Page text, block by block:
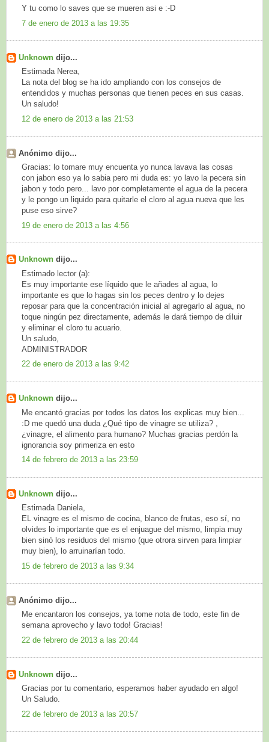
Y tu como lo saves que se mueren asi e :-D
7 de enero de 2013 a las 19:35
Unknown dijo...
Estimada Nerea,
La nota del blog se ha ido ampliando con los consejos de
entendidos y muchas personas que tienen peces en sus casas.
Un saludo!
12 de enero de 2013 a las 21:53
Anónimo dijo...
Gracias: lo tomare muy encuenta yo nunca lavava las cosas
con jabon eso ya lo sabia pero mi duda es: yo lavo la pecera sin
jabon y todo pero... lavo por completamente el agua de la pecera
y le pongo un liquido para quitarle el cloro al agua nueva que les
puse eso sirve?
19 de enero de 2013 a las 4:56
Unknown dijo...
Estimado lector (a):
Es muy importante ese líquido que le añades al agua, lo
importante es que lo hagas sin los peces dentro y lo dejes
reposar para que la concentración inicial al agregarlo al agua, no
toque ningún pez directamente, además le dará tiempo de diluir
y eliminar el cloro tu acuario.
Un saludo,
ADMINISTRADOR
22 de enero de 2013 a las 9:42
Unknown dijo...
Me encantó gracias por todos los datos los explicas muy bien...
:D me quedó una duda ¿Qué tipo de vinagre se utiliza? ,
¿vinagre, el alimento para humano? Muchas gracias perdón la
ignorancia soy primeriza en esto
14 de febrero de 2013 a las 23:59
Unknown dijo...
Estimada Daniela,
EL vinagre es el mismo de cocina, blanco de frutas, eso sí, no
olvides lo importante que es el enjuague del mismo, limpia muy
bien sinó los residuos del mismo (que otrora sirven para limpiar
muy bien), lo arruinarían todo.
15 de febrero de 2013 a las 9:34
Anónimo dijo...
Me encantaron los consejos, ya tome nota de todo, este fin de
semana aprovecho y lavo todo! Gracias!
22 de febrero de 2013 a las 20:44
Unknown dijo...
Gracias por tu comentario, esperamos haber ayudado en algo!
Un Saludo.
22 de febrero de 2013 a las 20:57